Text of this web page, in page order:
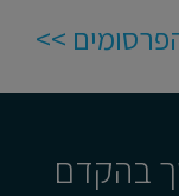
>>
בהקדם